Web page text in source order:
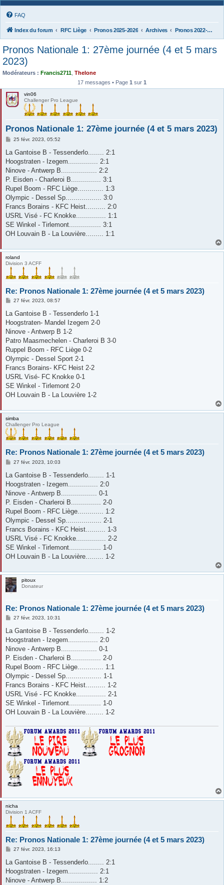
FAQ
Index du forum RFC Liège Pronos 2025-2026 Archives Pronos 2022-2023
Pronos Nationale 1: 27ème journée (4 et 5 mars
2023)
Modérateurs : Francis2711 Thelone
17 messages • Page 1 sur 1
vin06
Challenger Pro League
Pronos Nationale 1: 27ème journée (4 et 5 mars 2023)
M
s
a
g
25 févr. 2023, 05:52
La Gantoise B - Tessenderlo........ 2:1
Hoogstraten - Izegem............... 2:1
Ninove - Antwerp B.................. 2:2
P. Eisden - Charleroi B............... 3:1
Rupel Boom - RFC Liège............. 1:3
Olympic - Dessel Sp.................. 3:0
Francs Borains - KFC Heist.......... 2:0
USRL Visé - FC Knokke............... 1:1
SE Winkel - Tirlemont................ 3:1
OH Louvain B - La Louvière......... 1:1
roland
Division 3 ACFF
Re: Pronos Nationale 1: 27ème journée (4 et 5 mars 2023)
M
s
a
g
27 févr. 2023, 08:57
La Gantoise B - Tessenderlo 1-1
Hoogstraten- Mandel Izegem 2-0
Ninove - Antwerp B 1-2
Patro Maasmechelen - Charleroi B 3-0
Ruppel Boom - RFC Liège 0-2
Olympic - Dessel Sport 2-1
Francs Borains- KFC Heist 2-2
USRL Visé- FC Knokke 0-1
SE Winkel - Tirlemont 2-0
OH Louvain B - La Louvière 1-2
simba
Challenger Pro League
Re: Pronos Nationale 1: 27ème journée (4 et 5 mars 2023)
M
s
a
g
27 févr. 2023, 10:03
La Gantoise B - Tessenderlo........ 1-1
Hoogstraten - Izegem............... 2:0
Ninove - Antwerp B.................. 0-1
P. Eisden - Charleroi B............... 2-0
Rupel Boom - RFC Liège............. 1:2
Olympic - Dessel Sp.................. 2-1
Francs Borains - KFC Heist.......... 1-3
USRL Visé - FC Knokke............... 2-2
SE Winkel - Tirlemont................ 1-0
OH Louvain B - La Louvière......... 1-2
pitoux
Donateur
Re: Pronos Nationale 1: 27ème journée (4 et 5 mars 2023)
M
s
a
g
27 févr. 2023, 10:31
La Gantoise B - Tessenderlo........ 1-2
Hoogstraten - Izegem............... 2:0
Ninove - Antwerp B.................. 0-1
P. Eisden - Charleroi B............... 2-0
Rupel Boom - RFC Liège............. 1:1
Olympic - Dessel Sp.................. 1-1
Francs Borains - KFC Heist.......... 1-2
USRL Visé - FC Knokke............... 2-1
SE Winkel - Tirlemont................ 1-0
OH Louvain B - La Louvière......... 1-2
nicha
Division 1 ACFF
Re: Pronos Nationale 1: 27ème journée (4 et 5 mars 2023)
M
s
a
g
27 févr. 2023, 16:13
La Gantoise B - Tessenderlo........ 2:1
Hoogstraten - Izegem............... 2:1
Ninove - Antwerp B.................. 1:2